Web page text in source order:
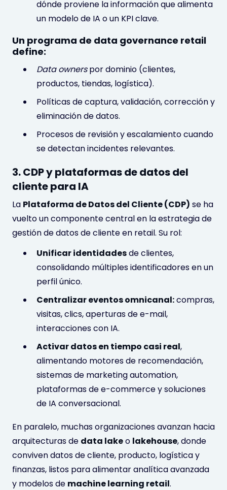
dónde proviene la información que alimenta
un modelo de IA o un KPI clave.
Un programa de data governance retail
define:
Data ownerspor dominio (clientes,
productos, tiendas, logística).
Políticas de captura, validación, corrección y
eliminación de datos.
Procesos de revisión y escalamiento cuando
se detectan incidentes relevantes.
3. CDP y plataformas de datos del
cliente para IA
La Plataforma de Datos del Cliente (CDP) se ha
vuelto un componente central en la estrategia de
gestión de datos de cliente en retail. Su rol:
Unificar identidadesde clientes,
consolidando múltiples identificadores en un
perfil único.
Centralizar eventos omnicanal:compras,
visitas, clics, aperturas de e-mail,
interacciones con IA.
Activar datos en tiempo casi real,
alimentando motores de recomendación,
sistemas de marketing automation,
plataformas de e-commerce y soluciones
de IA conversacional.
En paralelo, muchas organizaciones avanzan hacia
arquitecturas de data lakeo lakehouse, donde
conviven datos de cliente, producto, logística y
finanzas, listos para alimentar analítica avanzada
y modelos de machine learning retail.